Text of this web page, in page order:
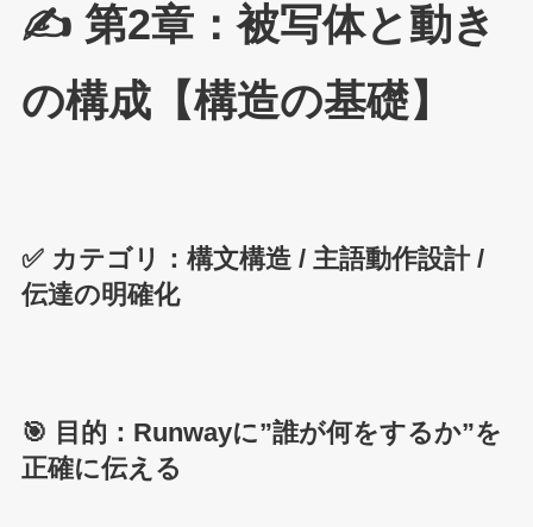
✍️ 第2章：被写体と動き
の構成【構造の基礎】
✅ カテゴリ：構文構造 / 主語動作設計 /
伝達の明確化
🎯 目的：Runwayに”誰が何をするか”を
正確に伝える